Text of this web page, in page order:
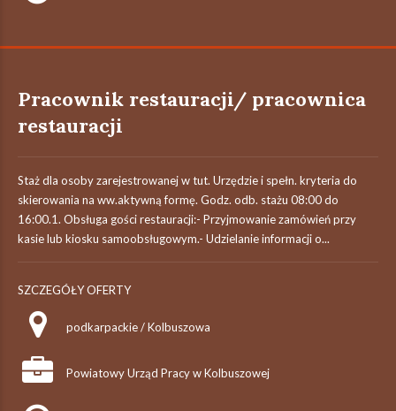
Pracownik restauracji/ pracownica
restauracji
Staż dla osoby zarejestrowanej w tut. Urzędzie i spełn. kryteria do
skierowania na ww.aktywną formę. Godz. odb. stażu 08:00 do
16:00.1. Obsługa gości restauracji:- Przyjmowanie zamówień przy
kasie lub kiosku samoobsługowym.- Udzielanie informacji o...
SZCZEGÓŁY OFERTY
podkarpackie / Kolbuszowa
Powiatowy Urząd Pracy w Kolbuszowej